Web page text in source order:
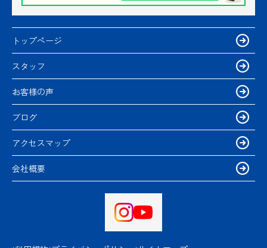
トップページ
スタッフ
お客様の声
ブログ
アクセスマップ
会社概要